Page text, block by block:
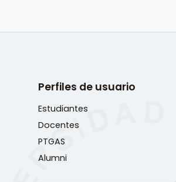
Perfiles de usuario
Estudiantes
Docentes
PTGAS
Alumni